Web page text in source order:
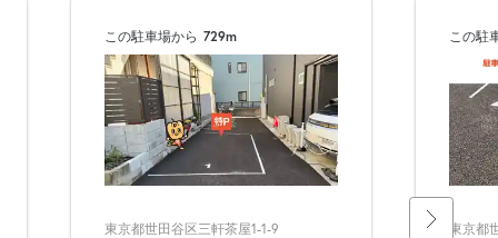
この駐車場から 729m
東京都世田谷区三軒茶屋1-1-9
この駐
東京都